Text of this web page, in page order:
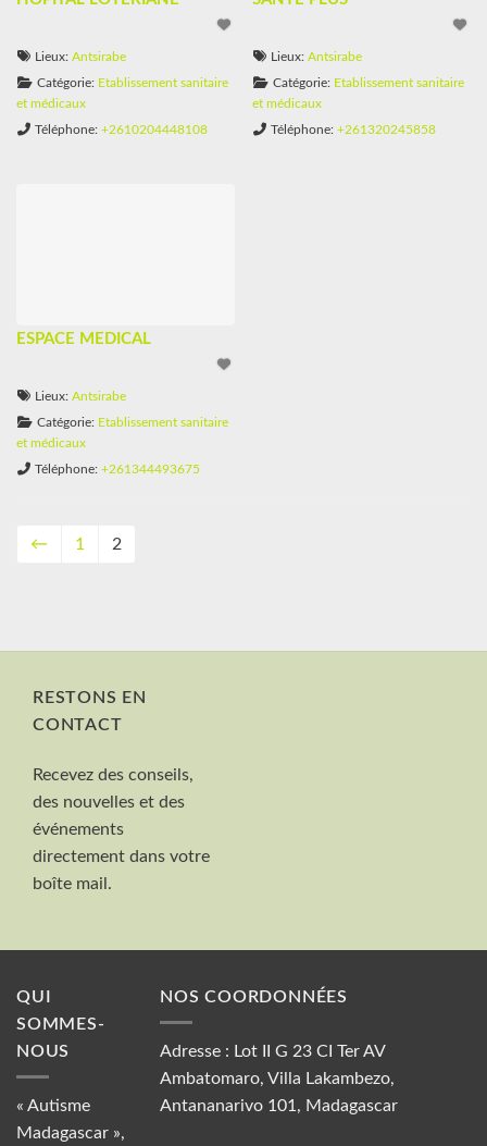
Lieux: Antsirabe
Catégorie: Etablissement sanitaire
et médicaux
Téléphone: +2610204448108
Lieux: Antsirabe
Catégorie: Etablissement sanitaire
et médicaux
Téléphone: +261320245858
ESPACE MEDICAL
Lieux: Antsirabe
Catégorie: Etablissement sanitaire
et médicaux
Téléphone: +261344493675
← 1 2
RESTONS EN
CONTACT
Recevez des conseils,
des nouvelles et des
événements
directement dans votre
boîte mail.
QUI
SOMMES-
NOUS
« Autisme
Madagascar »,
NOS COORDONNÉES
Adresse : Lot II G 23 CI Ter AV
Ambatomaro, Villa Lakambezo,
Antananarivo 101, Madagascar